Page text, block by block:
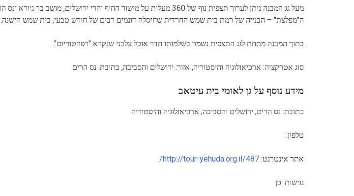
מעל גג המבנה ניתן לערוך תצפית נוף של 360 מעלות על מישור החוף והרי ירושלים, מושב בר גיורא ונס הרים,
ה"מפלצת" – הבנייה של רמת בית שמש החרדית שחיסלה דונמים רבים של חורש טבעי, בית שמש הישנה.
בתוך המבנה מתחת לגג התצפית נשמר בשלמותו חדר אוכל צלבני שנקרא "רפקטוריום".
סוג אטרקציה: ארכיאולוגיה והיסטוריה, אזור: ירושלים והסביבה, כתובת: נס הרים
מידע נוסף על גן לאומי בית עיטאב
כתובת: נס הרים, ירושלים והסביבה, ארכיאולוגיה והיסטוריה
טלפון:
אתר אינטרנט: http://tour-yehuda.org.il/487/
נגישות: כן